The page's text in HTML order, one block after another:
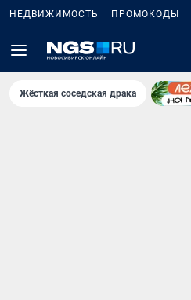
НЕДВИЖИМОСТЬ ПРОМОКОДЫ
Жёсткая соседская драка